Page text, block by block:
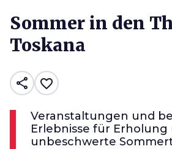
Sommer in den
Toskana
share favorite_border
Veranstaltungen und
Erlebnisse für Erholung
unbeschwerte